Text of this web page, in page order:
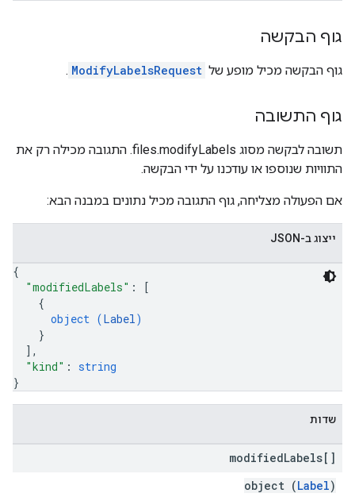
גוף הבקשה
גוף הבקשה מכיל מופע של ModifyLabelsRequest
.
גוף התשובה
תשובה לבקשה מסוג files.modifyLabels. התגובה מכילה רק את
התוויות שנוספו או עודכנו על ידי הבקשה.
אם הפעולה מצליחה, גוף התגובה מכיל נתונים במבנה הבא:
ייצוג ב-JSON
{
"modifiedLabels" :
[
{
object (Label)
}
] ,
"kind" : string
}
שדות
modifiedLabels[]
object (Label)